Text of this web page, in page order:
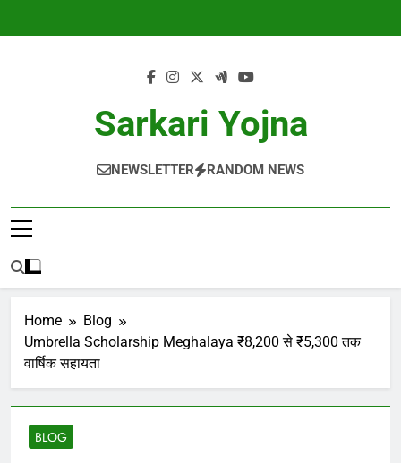
Sarkari Yojna
NEWSLETTER RANDOM NEWS
Home
Blog
Umbrella Scholarship Meghalaya ₹8,200 से ₹5,300 तक
वार्षिक सहायता
BLOG